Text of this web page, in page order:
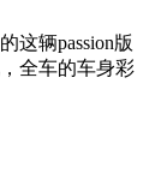
辆passion版
全车的车身彩